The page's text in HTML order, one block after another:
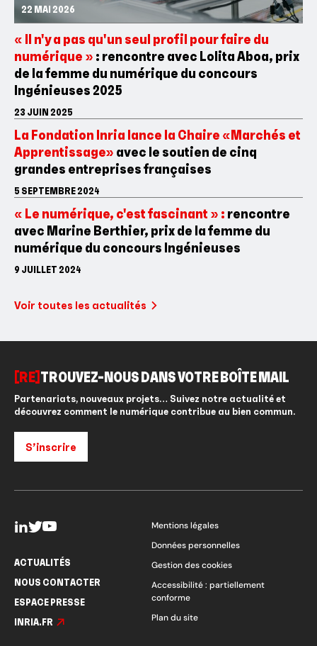
22 MAI 2026
« Il n'y a pas qu'un seul profil pour faire du
numérique » : rencontre avec Lolita Aboa, prix
de la femme du numérique du concours
Ingénieuses 2025
23 JUIN 2025
La Fondation Inria lance la Chaire «Marchés et
Apprentissage» avec le soutien de cinq
grandes entreprises françaises
5 SEPTEMBRE 2024
« Le numérique, c'est fascinant » : rencontre
avec Marine Berthier, prix de la femme du
numérique du concours Ingénieuses
9 JUILLET 2024
Voir toutes les actualités
[RE] TROUVEZ-NOUS DANS VOTRE BOÎTE MAIL
Partenariats, nouveaux projets… Suivez notre actualité et
découvrez comment le numérique contribue au bien commun.
S’inscrire
ACTUALITÉS
NOUS CONTACTER
ESPACE PRESSE
INRIA.FR
Mentions légales
Données personnelles
Gestion des cookies
Accessibilité : partiellement
conforme
Plan du site